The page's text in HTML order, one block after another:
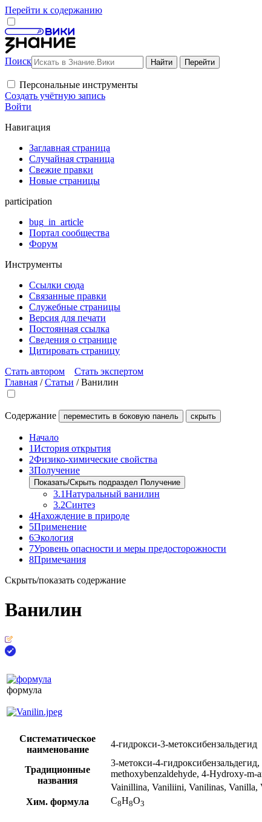
Перейти к содержанию
Поиск
Персональные инструменты
Создать учётную запись
Войти
Навигация
Заглавная страница
Случайная страница
Свежие правки
Новые страницы
participation
bug_in_article
Портал сообщества
Форум
Инструменты
Ссылки сюда
Связанные правки
Служебные страницы
Версия для печати
Постоянная ссылка
Сведения о странице
Цитировать страницу
Стать автором
Стать экспертом
Главная /Статьи /Ванилин
Содержание переместить в боковую панель скрыть
Начало
1История открытия
2Физико-химические свойства
3Получение
Показать/Скрыть подраздел Получение
3.1Натуральный ванилин
3.2Синтез
4Нахождение в природе
5Применение
6Экология
7Уровень опасности и меры предосторожности
8Примечания
Скрыть/показать содержание
Ванилин
формула
Систематическое
наименование
4-​гидрокси-​3-​метоксибензальдегид
Традиционные
названия
3-метокси-4-
methoxybenzaldehyde, 4-Hydroxy-m-
Vainillina, Vaniliini, Vanilinas,
Хим. формула C8H8O3